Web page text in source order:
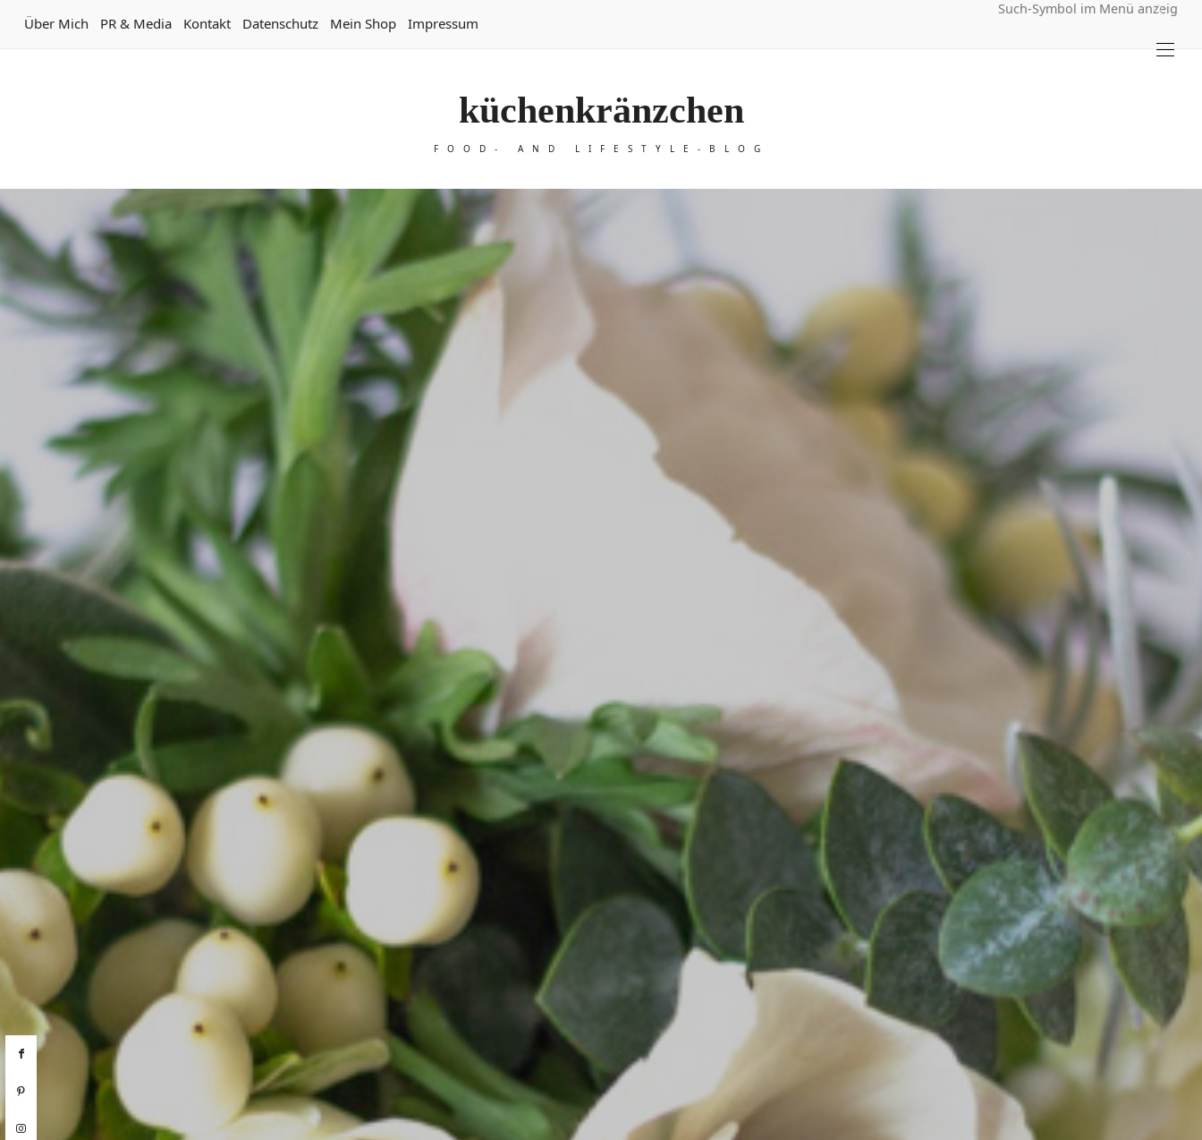
Über Mich PR & Media Kontakt Datenschutz Mein Shop Impressum
küchenkränzchen
FOOD- AND LIFESTYLE-BLOG